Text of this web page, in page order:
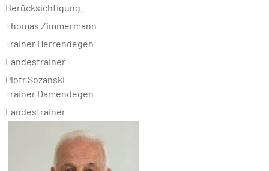
Berücksichtigung.
Thomas Zimmermann
Trainer Herrendegen
Landestrainer
Piotr Sozanski
Trainer Damendegen
Landestrainer